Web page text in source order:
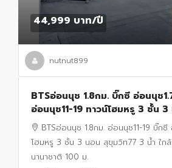
44,999 บาท/ปี
nutnut899
BTSอ่อนนุช 1.8กม. บิ๊กซี อ่อนนุช
อ่อนนุช11-19 ทาวน์โฮมหรู 3 ชั้น
รร.อภิญญานานาชาติ 100 ม. 22 ตร
BTSอ่อนนุช 1.8กม. อ่อนนุช11-19 บิ๊กซี
โฮมหรู 3 ชั้น 3 นอน สุขุมวิท77 3 น้ำ ใก
นานาชาติ 100 ม.